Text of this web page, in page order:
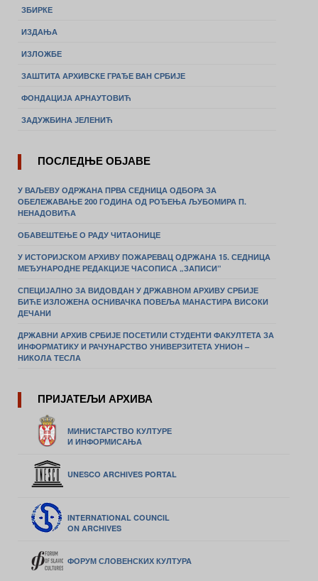
ЗБИРКЕ
ИЗДАЊА
ИЗЛОЖБЕ
ЗАШТИТА АРХИВСКЕ ГРАЂЕ ВАН СРБИЈЕ
ФОНДАЦИЈА АРНАУТОВИЋ
ЗАДУЖБИНА ЈЕЛЕНИЋ
ПОСЛЕДЊЕ ОБЈАВЕ
У ВАЉЕВУ ОДРЖАНА ПРВА СЕДНИЦА ОДБОРА ЗА
ОБЕЛЕЖАВАЊЕ 200 ГОДИНА ОД РОЂЕЊА ЉУБОМИРА П.
НЕНАДОВИЋА
ОБАВЕШТЕЊЕ О РАДУ ЧИТАОНИЦЕ
У ИСТОРИЈСКОМ АРХИВУ ПОЖАРЕВАЦ ОДРЖАНА 15. СЕДНИЦА
МЕЂУНАРОДНЕ РЕДАКЦИЈЕ ЧАСОПИСА „ЗАПИСИ”
СПЕЦИЈАЛНО ЗА ВИДОВДАН У ДРЖАВНОМ АРХИВУ СРБИЈЕ
БИЋЕ ИЗЛОЖЕНА ОСНИВАЧКА ПОВЕЉА МАНАСТИРА ВИСОКИ
ДЕЧАНИ
ДРЖАВНИ АРХИВ СРБИЈЕ ПОСЕТИЛИ СТУДЕНТИ ФАКУЛТЕТА ЗА
ИНФОРМАТИКУ И РАЧУНАРСТВО УНИВЕРЗИТЕТА УНИОН –
НИКОЛА ТЕСЛА
ПРИЈАТЕЉИ АРХИВА
МИНИСТАРСТВО КУЛТУРЕ
И ИНФОРМИСАЊА
UNESCO ARCHIVES PORTAL
INTERNATIONAL COUNCIL
ON ARCHIVES
ФОРУМ СЛОВЕНСКИХ КУЛТУРА